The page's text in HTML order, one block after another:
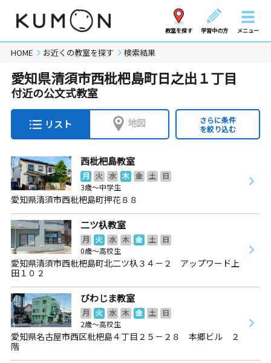
教室を探す 学習中の方 メニュー
HOME お近くの教室を探す 検索結果
愛知県清須市西枇杷島町日之出１丁目
付近の公文式教室
リスト 地図
さらに条件
を絞り込む
西枇杷島教室
月 火 水 木 金 土
日
3歳～中学生
愛知県清須市西枇杷島町押花８８
二ツ杁教室
月 火 水 木 金 土
日
0歳～高校生
愛知県清須市西枇杷島町北二ツ杁３４－２ アップワード上
田１０２
びわじま教室
月 火 水 木 金 土
日
2歳～高校生
愛知県名古屋市西区枇杷島４丁目２５－２８ 本郷ビル ２
階